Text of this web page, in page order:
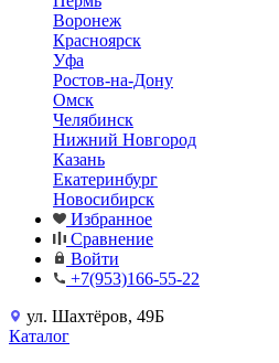
Воронеж
Красноярск
Уфа
Ростов-на-Дону
Омск
Челябинск
Нижний Новгород
Казань
Екатеринбург
Новосибирск
Избранное
Сравнение
Войти
+7(953)166-55-22
ул. Шахтёров, 49Б
Каталог